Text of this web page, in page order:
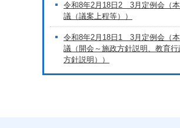
令和8年2月18日2 3月定例会（
議（議案上程等））
令和8年2月18日1 3月定例会（
議（開会～施政方針説明、教育行
方針説明））